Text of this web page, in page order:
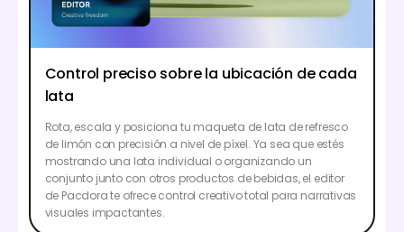
Control preciso sobre la ubicación de cada
lata
Rota, escala y posiciona tu maqueta de lata de refresco
de limón con precisión a nivel de píxel. Ya sea que estés
mostrando una lata individual o organizando un
conjunto junto con otros productos de bebidas, el editor
de Pacdora te ofrece control creativo total para narrativas
visuales impactantes.